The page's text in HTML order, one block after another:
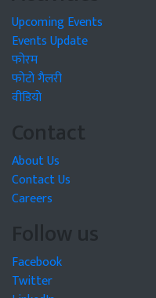
Upcoming Events
Events Update
फोरम
फोटो गैलरी
वीडियो
Contact
About Us
Contact Us
Careers
Follow us
Facebook
Twitter